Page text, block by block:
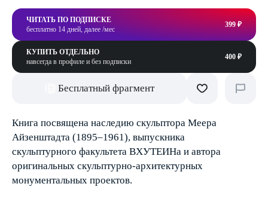
ЧИТАТЬ ПО ПОДПИСКЕ
бесплатно 14 дней, далее /мес
399 ₽
КУПИТЬ ОТДЕЛЬНО
навсегда в профиле и без подписки
400 ₽
Бесплатный фрагмент
Книга посвящена наследию скульптора Меера
Айзенштадта (1895–1961), выпускника
скульптурного факультета ВХУТЕИНа и автора
оригинальных скульптурно-архитектурных
монументальных проектов.